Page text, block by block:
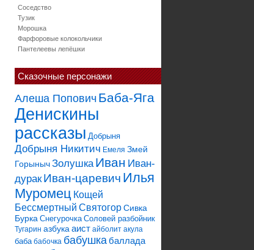
Соседство
Тузик
Морошка
Фарфоровые колокольчики
Пантелеевы лепёшки
Сказочные персонажи
Алеша Попович Баба-Яга
Денискины
рассказы Добрыня
Добрыня Никитич Емеля Змей
ГорынычЗолушка Иван Иван-
дурак Иван-царевич Илья
Муромец Кощей
Бессмертный СвятогорСивка
Бурка Снегурочка Соловей разбойник
Тугарин азбука аист айболит акула
баба бабочка бабушкабаллада